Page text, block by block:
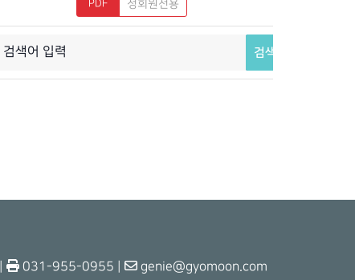
정회원전용
검색
031-955-0955 | genie@gyomoon.com